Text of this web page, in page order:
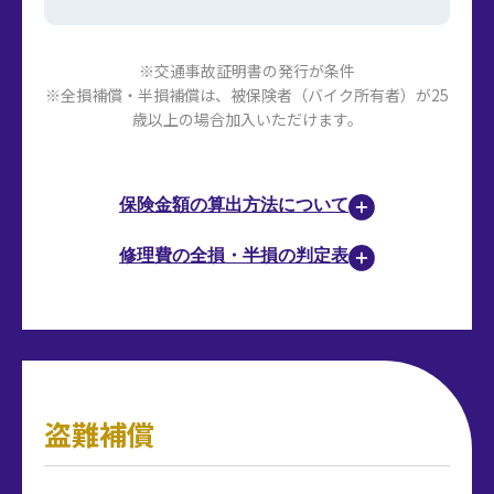
※交通事故証明書の発行が条件
※全損補償・半損補償は、被保険者（バイク所有者）が25
歳以上の場合加入いただけます。
保険金額の算出方法について
修理費の全損・半損の判定表
盗難補償